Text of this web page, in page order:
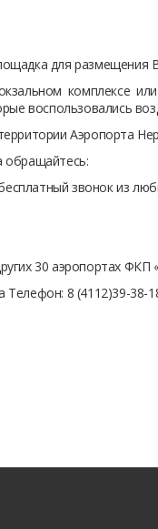
для размещения
комплексе
воспользовались
Аэропорта
обращайтесь:
звонок из
30 аэропортах ФКП
8 (4112)39-38-